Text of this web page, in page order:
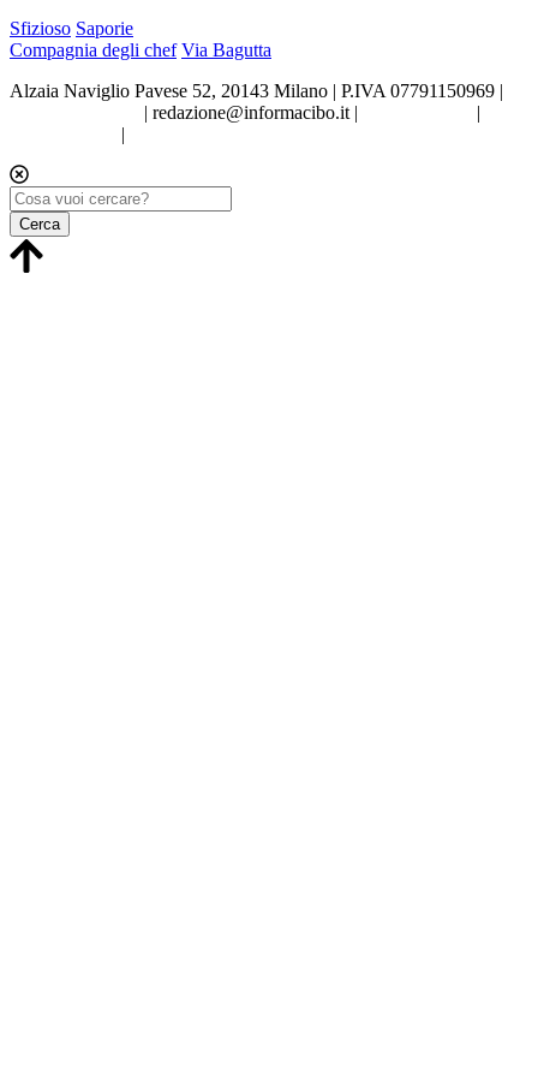
Sfizioso Saporie
Compagnia degli chef Via Bagutta
Alzaia Naviglio Pavese 52, 20143 Milano | P.IVA 07791150969 |
| redazione@informacibo.it |
|
|
Cerca